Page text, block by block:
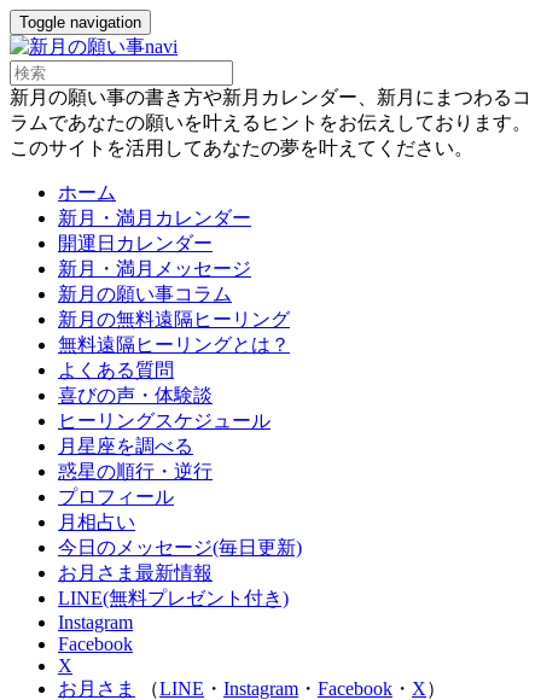
Toggle navigation
新月の願い事の書き方や新月カレンダー、新月にまつわるコ
ラムであなたの願いを叶えるヒントをお伝えしております。
このサイトを活用してあなたの夢を叶えてください。
ホーム
新月・満月カレンダー
開運日カレンダー
新月・満月メッセージ
新月の願い事コラム
新月の無料遠隔ヒーリング
無料遠隔ヒーリングとは？
よくある質問
喜びの声・体験談
ヒーリングスケジュール
月星座を調べる
惑星の順行・逆行
プロフィール
月相占い
今日のメッセージ(毎日更新)
お月さま最新情報
LINE(無料プレゼント付き)
Instagram
Facebook
X
お月さま
（LINE ・ Instagram ・ Facebook ・ X）